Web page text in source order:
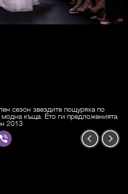
сезон звездите пощуряха по
къща. Ето ги предложенията
2013